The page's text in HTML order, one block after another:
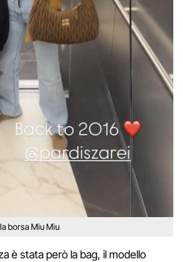
borsa Miu Miu
è stata però la bag, il modello